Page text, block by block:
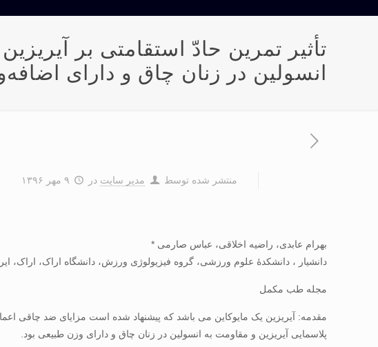
تأثیر تمرین حادّ استقامتی بر
انسولین در زنان چاق و دارای
منتشر شده توسط مدیر سایت در ۹ مهر ۱۳۹۶
بهرام عابدی، راضیه اخلاقی، عباس صارمی *
دانشیار ، دانشکدۀ علوم ورزشی، گروه فیزیولوژی ورزش، دانشگاه اراک، اراک،
مجله طب مکمل
مقدمه: آیریزین یک مایوکاین می باشد که پیشنهاد شده است مزایای ضد چاقی
پلاسمایی آیریزین و مقاومت به انسولین در زنان چاق و دارای وزن طبیعی بود.